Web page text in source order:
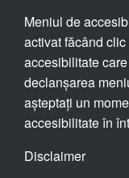
Meniul de
activat făcând
accesibilitate
declanșarea
așteptați un
accesibilitate în
Disclaimer